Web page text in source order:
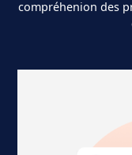
compréhenion des